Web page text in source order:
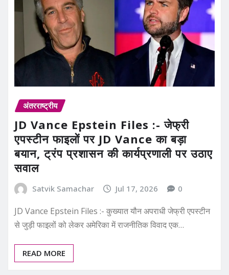
अंतरराष्ट्रीय
JD Vance Epstein Files :- जेफ्री
एपस्टीन फाइलों पर JD Vance का बड़ा
बयान, ट्रंप प्रशासन की कार्यप्रणाली पर उठाए
सवाल
Satvik Samachar Jul 17, 2026 0
JD Vance Epstein Files :- कुख्यात यौन अपराधी जेफ्री एपस्टीन
से जुड़ी फाइलों को लेकर अमेरिका में राजनीतिक विवाद एक…
READ MORE